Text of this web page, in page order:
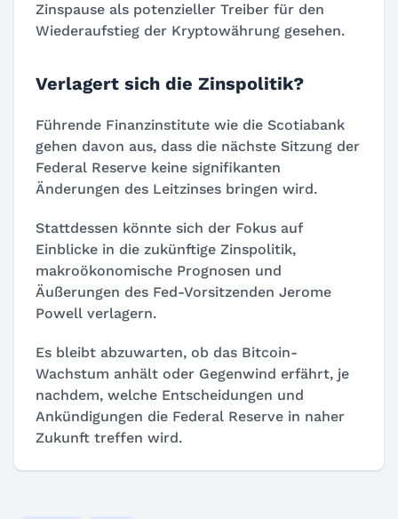
Zinspause als potenzieller Treiber für den
Wiederaufstieg der Kryptowährung gesehen.
Verlagert sich die Zinspolitik?
Führende Finanzinstitute wie die Scotiabank
gehen davon aus, dass die nächste Sitzung der
Federal Reserve keine signifikanten
Änderungen des Leitzinses bringen wird.
Stattdessen könnte sich der Fokus auf
Einblicke in die zukünftige Zinspolitik,
makroökonomische Prognosen und
Äußerungen des Fed-Vorsitzenden Jerome
Powell verlagern.
Es bleibt abzuwarten, ob das Bitcoin-
Wachstum anhält oder Gegenwind erfährt, je
nachdem, welche Entscheidungen und
Ankündigungen die Federal Reserve in naher
Zukunft treffen wird.